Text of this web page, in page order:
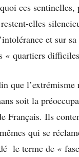
ces sentinelles,
elles
et sur
« quartiers
que
soit la
Français. Ils
qui se
le terme de «